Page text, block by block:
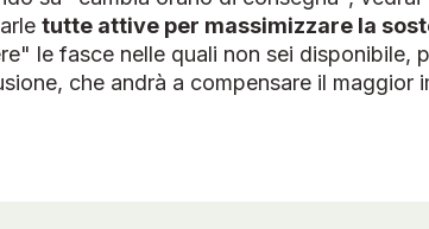
tutte attive per massimizzare la
le fasce nelle quali non sei disponibile,
che andrà a compensare il maggior